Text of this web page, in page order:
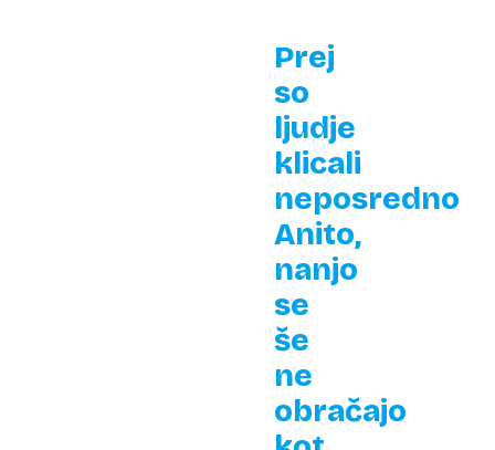
Prej
so
ljudje
klicali
neposredno
Anito,
nanjo
se
še
ne
obračajo